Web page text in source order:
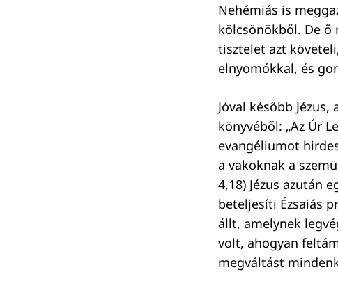
Nehémiás is
kölcsönökből. De
tisztelet azt
elnyomókkal, és
Jóval később
könyvéből: „Az Úr
evangéliumot
a vakoknak a
4,18) Jézus azután
beteljesíti Ézsaiás
állt, amelynek
volt, ahogyan
megváltást